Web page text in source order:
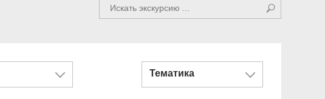
Тематика